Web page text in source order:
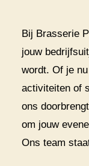
Bij Brasserie
jouw
wordt. Of je
activiteiten of
ons
om jouw
Ons team